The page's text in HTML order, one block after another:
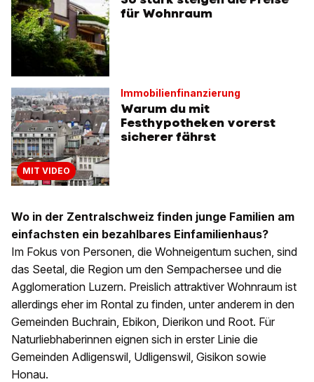
für Wohnraum
MIT VIDEO
Immobilienfinanzierung
Warum du mit
Festhypotheken vorerst
sicherer fährst
Wo in der Zentralschweiz finden junge Familien am
einfachsten ein bezahlbares Einfamilienhaus?
Im Fokus von Personen, die Wohneigentum suchen, sind
das Seetal, die Region um den Sempachersee und die
Agglomeration Luzern. Preislich attraktiver Wohnraum ist
allerdings eher im Rontal zu finden, unter anderem in den
Gemeinden Buchrain, Ebikon, Dierikon und Root. Für
Naturliebhaberinnen eignen sich in erster Linie die
Gemeinden Adligenswil, Udligenswil, Gisikon sowie
Honau.